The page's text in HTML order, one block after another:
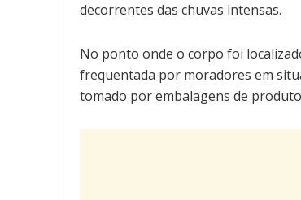
decorrentes das chuvas intensas.
No ponto onde o corpo foi
frequentada por moradores em
tomado por embalagens de